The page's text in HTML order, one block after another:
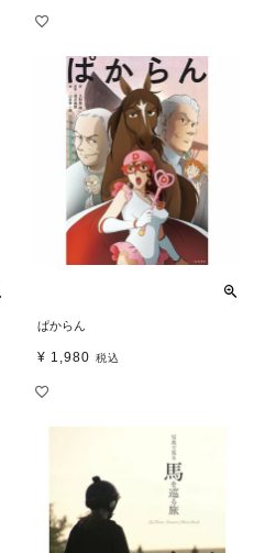
ぱからん
¥ 1,980 税込